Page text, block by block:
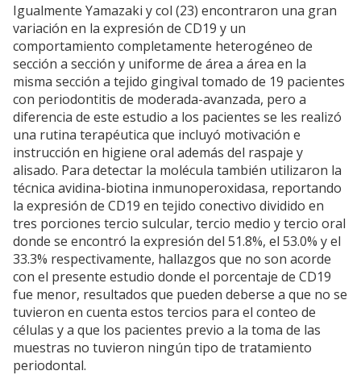
Igualmente Yamazaki y col (23) encontraron una gran
variación en la expresión de CD19 y un
comportamiento completamente heterogéneo de
sección a sección y uniforme de área a área en la
misma sección a tejido gingival tomado de 19 pacientes
con periodontitis de moderada-avanzada, pero a
diferencia de este estudio a los pacientes se les realizó
una rutina terapéutica que incluyó motivación e
instrucción en higiene oral además del raspaje y
alisado. Para detectar la molécula también utilizaron la
técnica avidina-biotina inmunoperoxidasa, reportando
la expresión de CD19 en tejido conectivo dividido en
tres porciones tercio sulcular, tercio medio y tercio oral
donde se encontró la expresión del 51.8%, el 53.0% y el
33.3% respectivamente, hallazgos que no son acorde
con el presente estudio donde el porcentaje de CD19
fue menor, resultados que pueden deberse a que no se
tuvieron en cuenta estos tercios para el conteo de
células y a que los pacientes previo a la toma de las
muestras no tuvieron ningún tipo de tratamiento
periodontal.